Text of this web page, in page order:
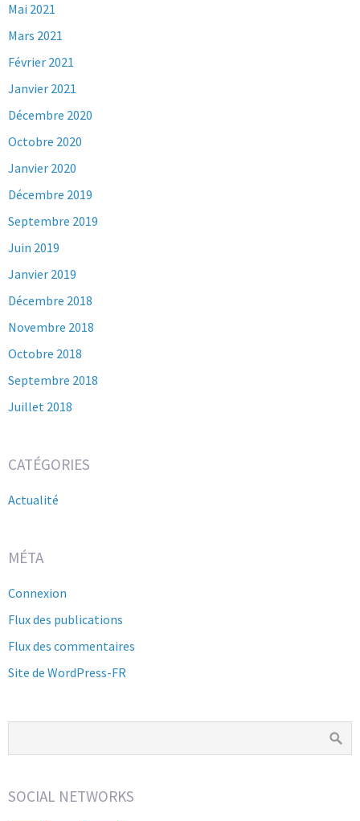
Mai 2021
Mars 2021
Février 2021
Janvier 2021
Décembre 2020
Octobre 2020
Janvier 2020
Décembre 2019
Septembre 2019
Juin 2019
Janvier 2019
Décembre 2018
Novembre 2018
Octobre 2018
Septembre 2018
Juillet 2018
CATÉGORIES
Actualité
MÉTA
Connexion
Flux des publications
Flux des commentaires
Site de WordPress-FR
SOCIAL NETWORKS